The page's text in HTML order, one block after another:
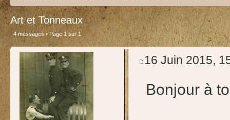
Art et Tonneaux
4 messages • Page 1 sur1
16 Juin 2015,
Bonjour à